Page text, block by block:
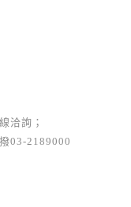
洽詢；
03-2189000